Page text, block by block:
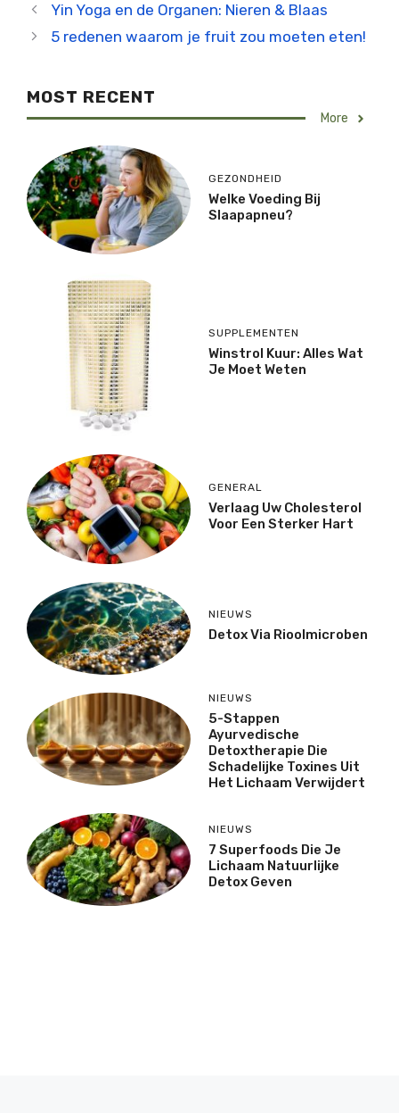
Yin Yoga en de Organen: Nieren & Blaas
5 redenen waarom je fruit zou moeten eten!
MOST RECENT
More
GEZONDHEID
Welke Voeding Bij
Slaapapneu?
SUPPLEMENTEN
Winstrol Kuur: Alles Wat
Je Moet Weten
GENERAL
Verlaag Uw Cholesterol
Voor Een Sterker Hart
NIEUWS
Detox Via Rioolmicroben
NIEUWS
5-Stappen
Ayurvedische
Detoxtherapie Die
Schadelijke Toxines Uit
Het Lichaam Verwijdert
NIEUWS
7 Superfoods Die Je
Lichaam Natuurlijke
Detox Geven